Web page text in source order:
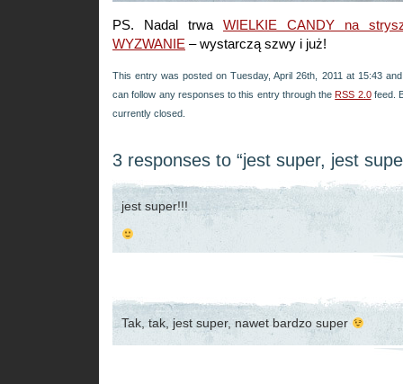
PS. Nadal trwa WIELKIE CANDY na
WYZWANIE – wystarczą szwy i już!
This entry was posted on Tuesday, April 26th, 2011 at 15:43
can follow any responses to this entry through the RSS 2.0feed.
currently closed.
3 responses to “jest super, jest
jest super!!!
Tak, tak, jest super, nawet bardzo super